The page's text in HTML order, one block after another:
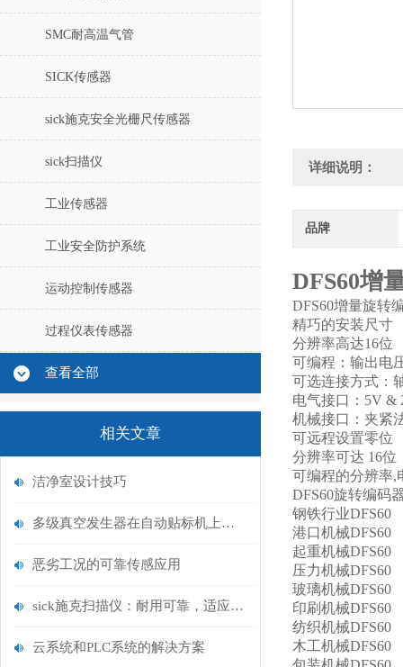
SMC耐高温气管
SICK传感器
sick施克安全光栅尺传感器
sick扫描仪
工业传感器
工业安全防护系统
运动控制传感器
过程仪表传感器
查看全部
相关文章
洁净室设计技巧
多级真空发生器在自动贴标机上的应用
恶劣工况的可靠传感应用
sick施克扫描仪：耐用可靠，适应多样环境，满足工业级应用需求！
云系统和PLC系统的解决方案
详细说明：
品牌
DFS60增
DFS60增量旋转
精巧的安装尺寸
分辨率高达16位
可编程：输出电
可选连接方式：
电气接口：5V &
机械接口：夹紧
可远程设置零位
分辨率可达 16位
可编程的分辨率,
DFS60旋转编码
钢铁行业DFS60
港口机械DFS60
起重机械DFS60
压力机械DFS60
玻璃机械DFS60
印刷机械DFS60
纺织机械DFS60
木工机械DFS60